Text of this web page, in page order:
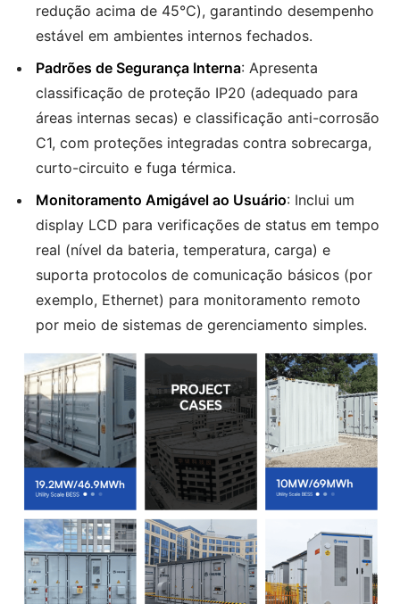
redução acima de 45℃), garantindo desempenho
estável em ambientes internos fechados.
Padrões de Segurança Interna: Apresenta
classificação de proteção IP20 (adequado para
áreas internas secas) e classificação anti-corrosão
C1, com proteções integradas contra sobrecarga,
curto-circuito e fuga térmica.
Monitoramento Amigável ao Usuário: Inclui um
display LCD para verificações de status em tempo
real (nível da bateria, temperatura, carga) e
suporta protocolos de comunicação básicos (por
exemplo, Ethernet) para monitoramento remoto
por meio de sistemas de gerenciamento simples.